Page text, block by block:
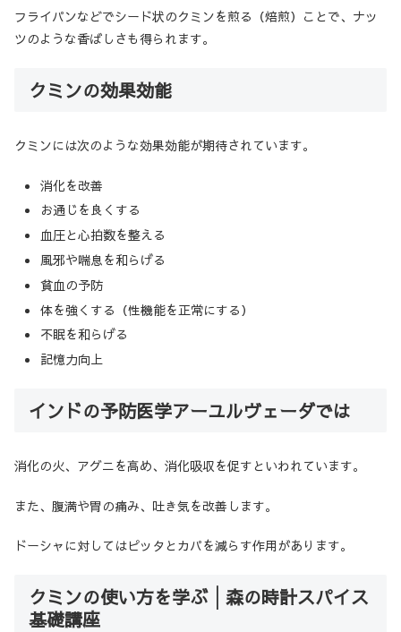
フライパンなどでシード状のクミンを煎る（焙煎）ことで、ナッ
ツのような香ばしさも得られます。
クミンの効果効能
クミンには次のような効果効能が期待されています。
消化を改善
お通じを良くする
血圧と心拍数を整える
風邪や喘息を和らげる
貧血の予防
体を強くする（性機能を正常にする）
不眠を和らげる
記憶力向上
インドの予防医学アーユルヴェーダでは
消化の火、アグニを高め、消化吸収を促すといわれています。
また、腹満や胃の痛み、吐き気を改善します。
ドーシャに対してはピッタとカパを減らす作用があります。
クミンの使い方を学ぶ│森の時計スパイス
基礎講座